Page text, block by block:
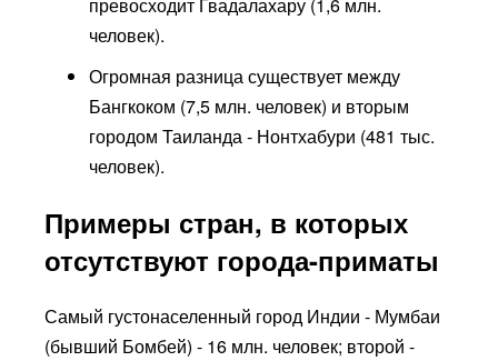
человек).
Огромная разница существует между
Бангкоком (7,5 млн. человек) и вторым
городом Таиланда - Нонтхабури (481 тыс.
человек).
Примеры стран, в которых
отсутствуют города-приматы
Самый густонаселенный город Индии - Мумбаи
(бывший Бомбей) - 16 млн. человек; второй -